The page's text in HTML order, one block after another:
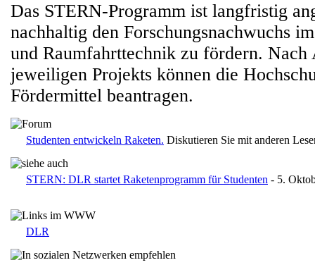
Das STERN-Programm ist langfristig
nachhaltig den Forschungsnachwuchs
und Raumfahrttechnik zu fördern. Nach
jeweiligen Projekts können die
Fördermittel beantragen.
Studenten entwickeln Raketen. Diskutieren Sie mit anderen
STERN: DLR startet Raketenprogramm für Studenten - 5.
DLR